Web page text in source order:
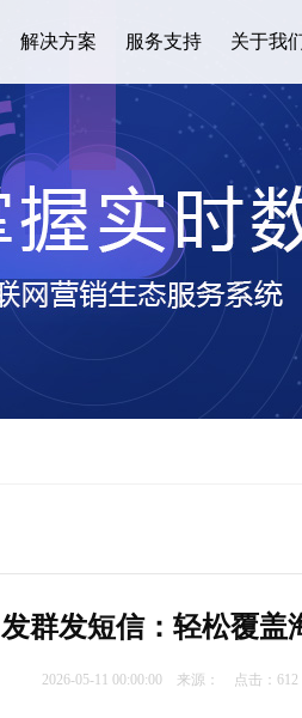
解决方案 服务支持 关于我
发群发短信：轻松覆盖
2026-05-11 00:00:00 来源： 点击：